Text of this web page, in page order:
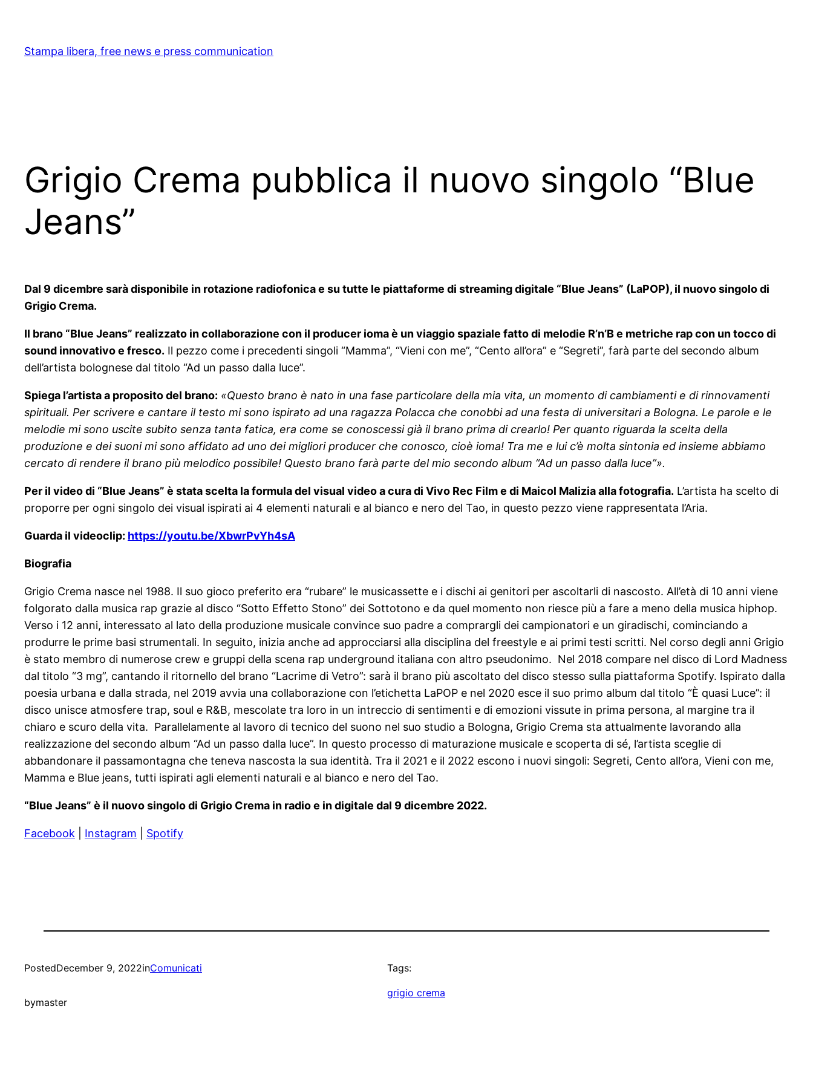
content
Stampa libera, free news e press communication
Grigio Crema pubblica il nuovo singolo “Blue
Jeans”
Dal 9 dicembre sarà disponibile in rotazione radiofonica e su tutte le piattaforme di streaming digitale “Blue Jeans” (LaPOP), il nuovo singolo di
Grigio Crema.
Il brano “Blue Jeans” realizzato in collaborazione con il producer ioma è un viaggio spaziale fatto di melodie R’n’B e metriche rap con un tocco di
sound innovativo e fresco. Il pezzo come i precedenti singoli “Mamma”, “Vieni con me”, “Cento all’ora” e “Segreti”, farà parte del secondo album
dell’artista bolognese dal titolo “Ad un passo dalla luce”.
Spiega l’artista a proposito del brano: «Questo brano è nato in una fase particolare della mia vita, un momento di cambiamenti e di rinnovamenti
spirituali. Per scrivere e cantare il testo mi sono ispirato ad una ragazza Polacca che conobbi ad una festa di universitari a Bologna. Le parole e le
melodie mi sono uscite subito senza tanta fatica, era come se conoscessi già il brano prima di crearlo! Per quanto riguarda la scelta della
produzione e dei suoni mi sono affidato ad uno dei migliori producer che conosco, cioè ioma! Tra me e lui c’è molta sintonia ed insieme abbiamo
cercato di rendere il brano più melodico possibile! Questo brano farà parte del mio secondo album “Ad un passo dalla luce”».
Per il video di “Blue Jeans” è stata scelta la formula del visual video a cura di Vivo Rec Film e di Maicol Malizia alla fotografia. L’artista ha scelto di
proporre per ogni singolo dei visual ispirati ai 4 elementi naturali e al bianco e nero del Tao, in questo pezzo viene rappresentata l’Aria.
Guarda il videoclip: https://youtu.be/XbwrPvYh4sA
Biografia
Grigio Crema nasce nel 1988. Il suo gioco preferito era “rubare” le musicassette e i dischi ai genitori per ascoltarli di nascosto. All’età di 10 anni viene
folgorato dalla musica rap grazie al disco “Sotto Effetto Stono” dei Sottotono e da quel momento non riesce più a fare a meno della musica hiphop.
Verso i 12 anni, interessato al lato della produzione musicale convince suo padre a comprargli dei campionatori e un giradischi, cominciando a
produrre le prime basi strumentali. In seguito, inizia anche ad approcciarsi alla disciplina del freestyle e ai primi testi scritti. Nel corso degli anni Grigio
è stato membro di numerose crew e gruppi della scena rap underground italiana con altro pseudonimo. Nel 2018 compare nel disco di Lord Madness
dal titolo “3 mg”, cantando il ritornello del brano “Lacrime di Vetro”: sarà il brano più ascoltato del disco stesso sulla piattaforma Spotify. Ispirato dalla
poesia urbana e dalla strada, nel 2019 avvia una collaborazione con l’etichetta LaPOP e nel 2020 esce il suo primo album dal titolo “È quasi Luce”: il
disco unisce atmosfere trap, soul e R&B, mescolate tra loro in un intreccio di sentimenti e di emozioni vissute in prima persona, al margine tra il
chiaro e scuro della vita. Parallelamente al lavoro di tecnico del suono nel suo studio a Bologna, Grigio Crema sta attualmente lavorando alla
realizzazione del secondo album “Ad un passo dalla luce”. In questo processo di maturazione musicale e scoperta di sé, l’artista sceglie di
abbandonare il passamontagna che teneva nascosta la sua identità. Tra il 2021 e il 2022 escono i nuovi singoli: Segreti, Cento all’ora, Vieni con me,
Mamma e Blue jeans, tutti ispirati agli elementi naturali e al bianco e nero del Tao.
“Blue Jeans” è il nuovo singolo di Grigio Crema in radio e in digitale dal 9 dicembre 2022.
Facebook Instagram Spotify
PostedDecember 9, 2022inComunicati
bymaster
Tags:
grigio crema